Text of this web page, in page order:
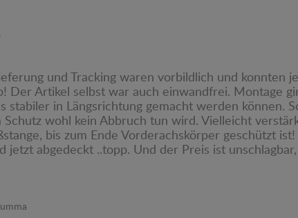
und Tracking waren vorbildlich und konnten
Der Artikel selbst war auch einwandfrei. Montage
stabiler in Längsrichtung gemacht werden können.
wohl kein Abbruch tun wird. Vielleicht
bis zum Ende Vorderachskörper geschützt
jetzt abgedeckt ..topp. Und der Preis ist